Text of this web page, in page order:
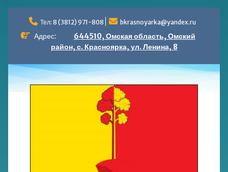
содержимому
Тел: 8 (3812) 971-808 bkrasnoyarka@yandex.ru
Адрес:
644510, Омская область, Омский
район, с. Красноярка, ул. Ленина, 8